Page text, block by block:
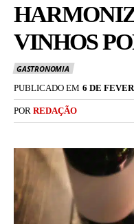
VINHOS
GASTRONOMIA
PUBLICADO EM 6 DE
POR REDAÇÃO